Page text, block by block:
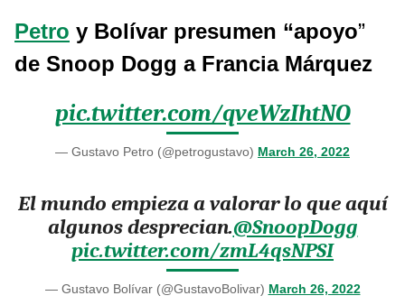
Petro y Bolívar presumen “apoyo”
de Snoop Dogg a Francia Márquez
pic.twitter.com/qveWzIhtNO
— Gustavo Petro (@petrogustavo) March 26, 2022
El mundo empieza a valorar lo que aquí
algunos desprecian.@SnoopDogg
pic.twitter.com/zmL4qsNPSI
— Gustavo Bolívar (@GustavoBolivar) March 26, 2022